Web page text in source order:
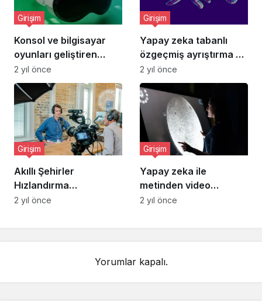
Konsol ve bilgisayar
oyunları geliştiren
girişim: RealityArts
Studio
Girişim
2 yıl önce
Yapay zeka tabanlı
özgeçmiş ayrıştırma ve
eşleştirme platformu:
Hirize
Girişim
2 yıl önce
Akıllı Şehirler
Hızlandırma
Programı’na seçilen 9
Girişim
2 yıl önce
Yapay zeka ile
metinden video
oluşturan araç: VIVA
Girişim
2 yıl önce
Yorumlar kapalı.